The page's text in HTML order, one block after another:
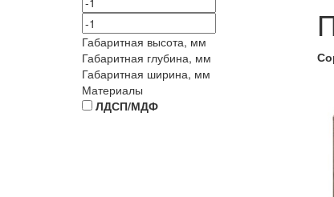
Габаритная высота, мм
Габаритная глубина, мм
Габаритная ширина, мм
Материалы
ЛДСП/МДФ